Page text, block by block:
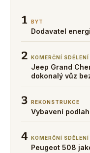
1 BYT
Dodavatel
2 KOMERČNÍ SDĚLENÍ
Jeep Grand
dokonalý vůz
3 REKONSTRUKCE
Vybavení
4 KOMERČNÍ SDĚLENÍ
Peugeot 508